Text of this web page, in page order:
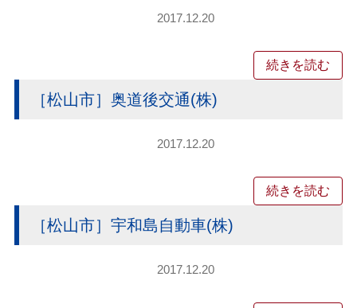
2017.12.20
続きを読む
［松山市］奥道後交通(株)
2017.12.20
続きを読む
［松山市］宇和島自動車(株)
2017.12.20